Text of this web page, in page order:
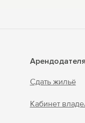
Сдать жильё
Кабинет